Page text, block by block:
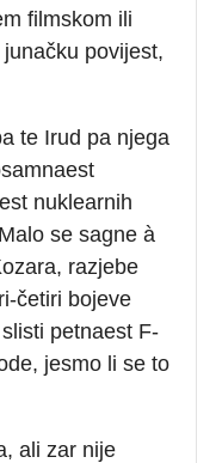
filmskom ili
povijest,
te Irud pa njega
nuklearnih
se sagne à
razjebe
četiri bojeve
petnaest F-
jesmo li se to
ali zar nije